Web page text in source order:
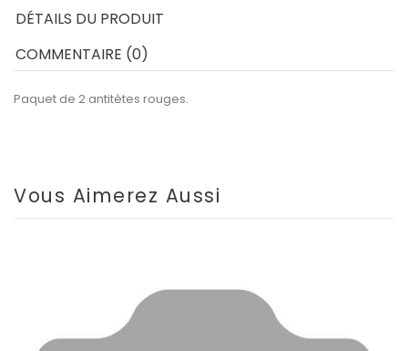
DÉTAILS DU PRODUIT
COMMENTAIRE (0)
Paquet de 2 antitètes rouges.
Vous Aimerez Aussi